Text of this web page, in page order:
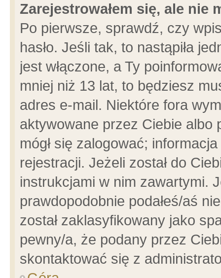
Zarejestrowałem się, ale nie
Po pierwsze, sprawdź, czy
hasło. Jeśli tak, to nastąpiła
jest włączone, a Ty
mniej niż 13 lat, to będziesz
adres e-mail. Niektóre fora
aktywowane przez Ciebie albo
mógł się zalogować;
rejestracji. Jeżeli został do
instrukcjami w nim zawartymi.
prawdopodobnie podałeś/aś
został zaklasyfikowany jako
pewny/a, że podany przez
skontaktować się z